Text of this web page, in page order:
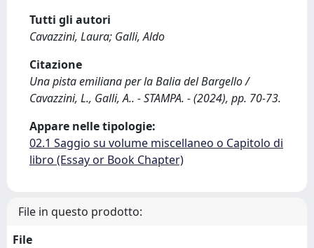
Tutti gli autori
Cavazzini, Laura; Galli, Aldo
Citazione
Una pista emiliana per la Balia del Bargello /
Cavazzini, L., Galli, A.. - STAMPA. - (2024), pp. 70-73.
Appare nelle tipologie:
02.1 Saggio su volume miscellaneo o Capitolo di
libro (Essay or Book Chapter)
File in questo prodotto:
File